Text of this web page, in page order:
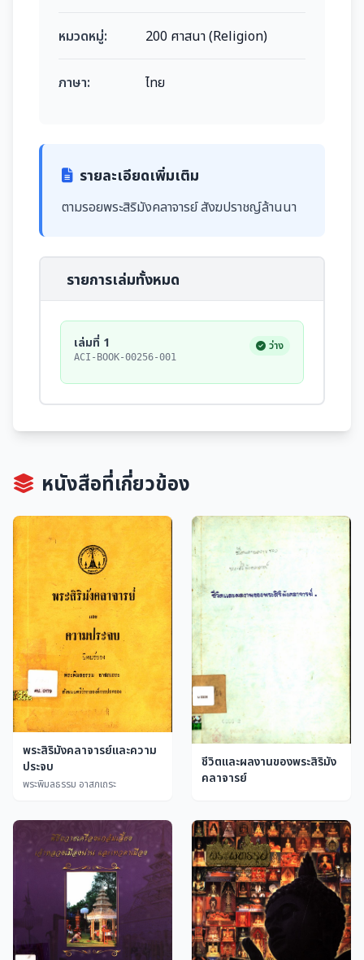
หมวดหมู่: 200 ศาสนา (Religion)
ภาษา: ไทย
รายละเอียดเพิ่มเติม
ตามรอยพระสิริมังคลาจารย์ สังฆปราชญ์ล้านนา
รายการเล่มทั้งหมด
เล่มที่ 1
ACI-BOOK-00256-001
ว่าง
หนังสือที่เกี่ยวข้อง
พระสิริมังคลาจารย์และความ
ประจบ
พระพิมลธรรม อาสภเถระ
ชีวิตและผลงานของพระสิริมัง
คลาจารย์